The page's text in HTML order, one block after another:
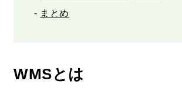
まとめ
WMSとは